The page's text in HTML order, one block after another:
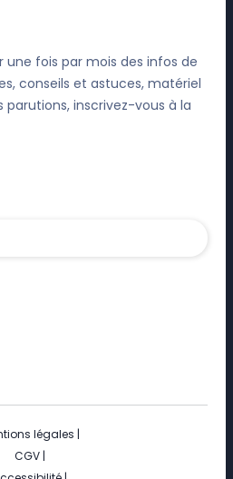
une fois par mois des infos de
conseils et astuces, matériel
inscrivez-vous à la
légales
CGV